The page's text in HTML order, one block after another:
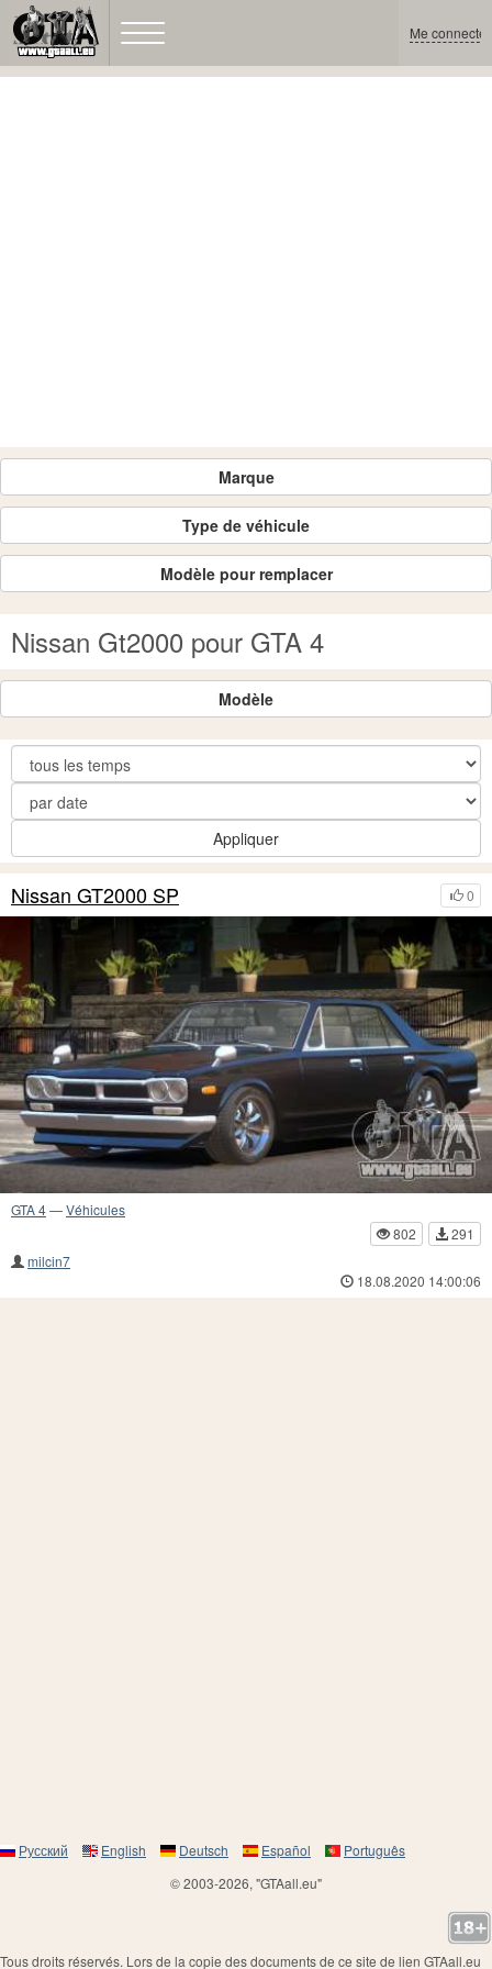
Me connecter
Marque
Type de véhicule
Modèle pour remplacer
Nissan Gt2000 pour GTA 4
Modèle
Appliquer
0
Nissan GT2000 SP
GTA 4—Véhicules
802
291
milcin7
18.08.2020 14:00:06
Русский English Deutsch Español
Português
© 2003-2026, "GTAall.eu"
Tous droits réservés. Lors de la copie des documents de ce site de lien GTAall.eu